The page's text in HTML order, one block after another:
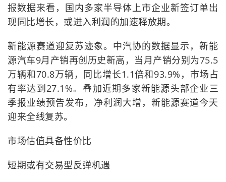
报数据来看，国内多家半导体上市企业新签订单出
现同比增长，或进入利润的加速释放期。
新能源赛道迎复苏迹象。中汽协的数据显示，新能
源汽车9月产销再创历史新高，当月产销分别为75.5
万辆和70.8万辆，同比增长1.1倍和93.9%，市场占
有率达到27.1%。叠加近期多家新能源头部企业三
季报业绩预告发布，净利润大增，新能源赛道今天
迎来全线复苏。
市场估值具备性价比
短期或有交易型反弹机遇